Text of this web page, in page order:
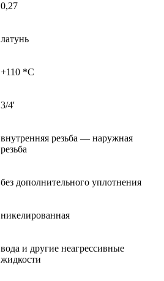
0,27
латунь
+110 *C
3/4'
внутренняя резьба — наружная
резьба
без дополнительного уплотнения
никелированная
вода и другие неагрессивные
жидкости